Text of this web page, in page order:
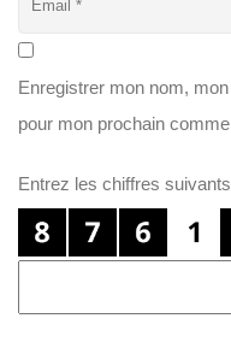
Enregistrer mon nom,
pour mon prochain
Entrez les chiffres